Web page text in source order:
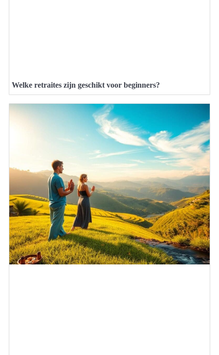
Welke retraites zijn geschikt voor beginners?